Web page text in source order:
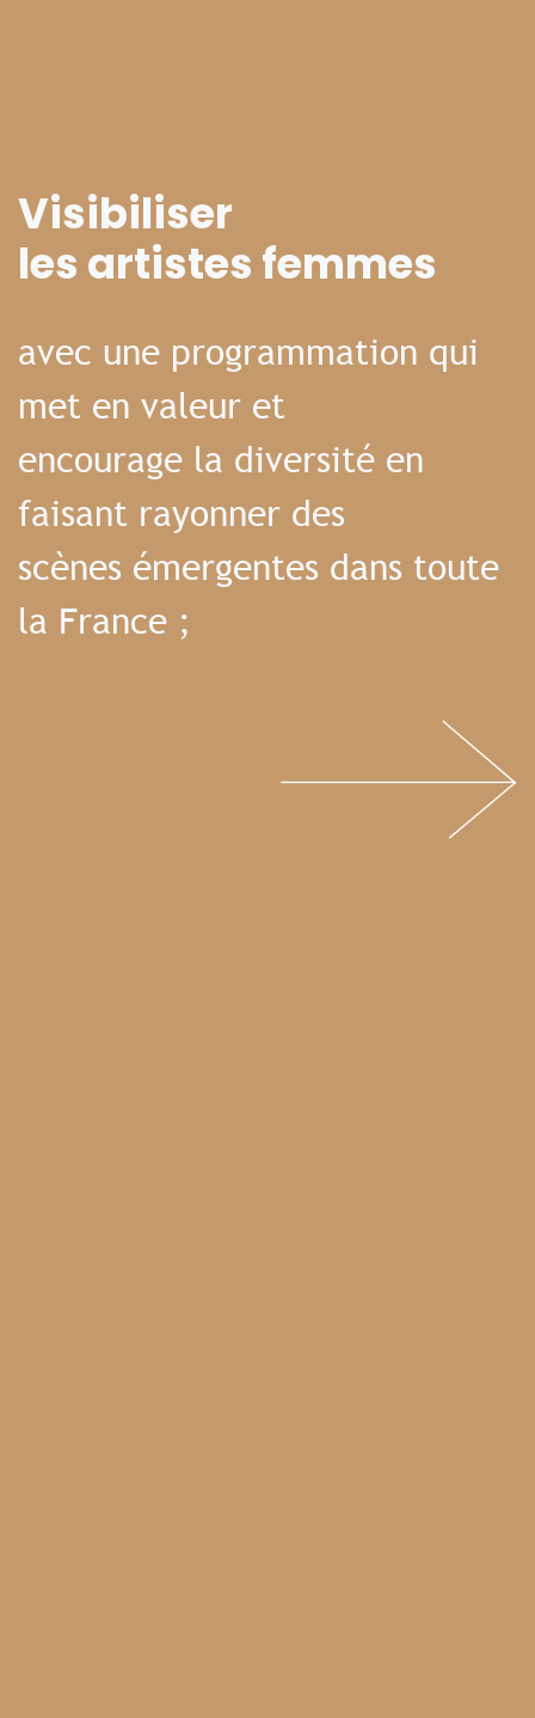
Visibiliser
les artistes femmes
avec une programmation qui
met en valeur et
encourage la diversité en
faisant rayonner des
scènes émergentes dans toute
la France ;